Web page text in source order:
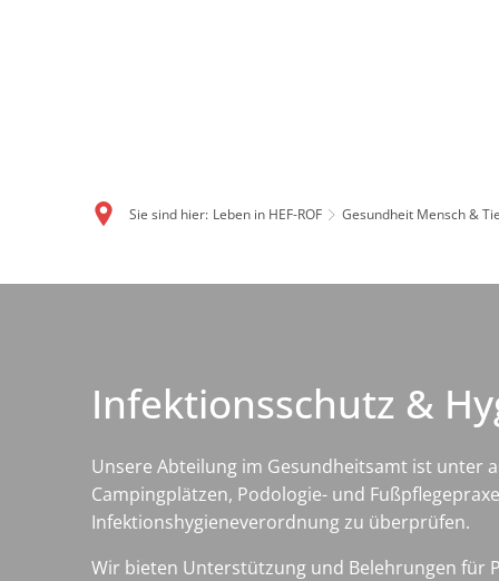
Sie sind hier: Leben in HEF-ROF Gesundheit Mensch &
Infektionsschutz &
Unsere Abteilung im Gesundheitsamt ist unter
Campingplätzen, Podologie- und
Infektionshygieneverordnung zu überprüfen.
Wir bieten Unterstützung und Belehrungen für